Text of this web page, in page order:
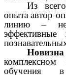
Из
опыта автор
линию –
Новизна
обучения